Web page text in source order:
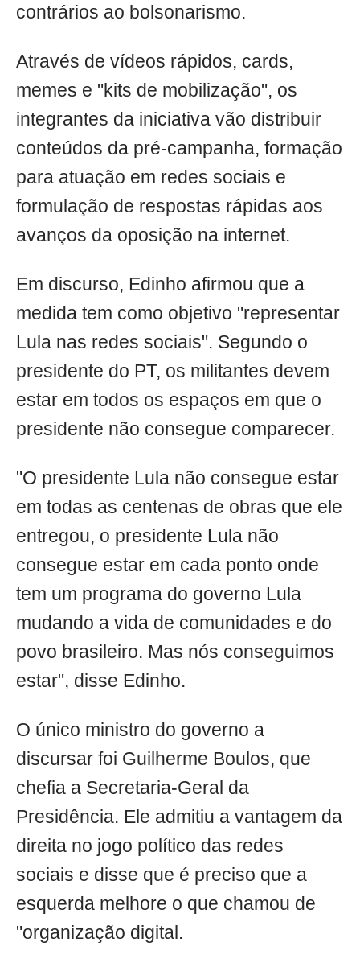
contrários ao bolsonarismo.
Através de vídeos rápidos, cards,
memes e "kits de mobilização", os
integrantes da iniciativa vão distribuir
conteúdos da pré-campanha, formação
para atuação em redes sociais e
formulação de respostas rápidas aos
avanços da oposição na internet.
Em discurso, Edinho afirmou que a
medida tem como objetivo "representar
Lula nas redes sociais". Segundo o
presidente do PT, os militantes devem
estar em todos os espaços em que o
presidente não consegue comparecer.
"O presidente Lula não consegue estar
em todas as centenas de obras que ele
entregou, o presidente Lula não
consegue estar em cada ponto onde
tem um programa do governo Lula
mudando a vida de comunidades e do
povo brasileiro. Mas nós conseguimos
estar", disse Edinho.
O único ministro do governo a
discursar foi Guilherme Boulos, que
chefia a Secretaria-Geral da
Presidência. Ele admitiu a vantagem da
direita no jogo político das redes
sociais e disse que é preciso que a
esquerda melhore o que chamou de
"organização digital.